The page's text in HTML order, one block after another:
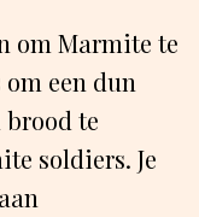
om Marmite te
een dun
te
soldiers. Je